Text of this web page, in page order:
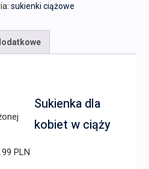
sukienki ciążowe
Sukienka dla
kobiet w ciąży
PLN